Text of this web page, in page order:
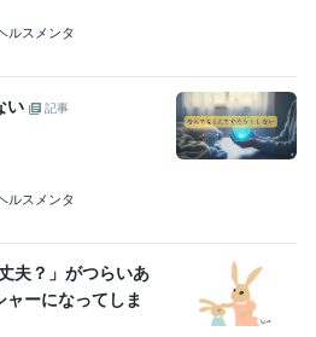
ルスメンタ
い
記事
ルスメンタ
夫？」がつらいあ
ーになってしま